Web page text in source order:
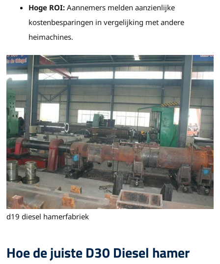
Hoge ROI: Aannemers melden aanzienlijke
kostenbesparingen in vergelijking met andere
heimachines.
d19 diesel hamerfabriek
Hoe de juiste D30 Diesel hamer